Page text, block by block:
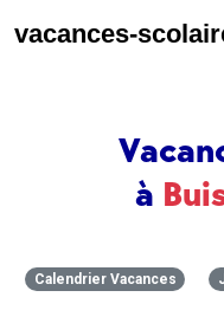
vacances-
à
Calendrier Vacances